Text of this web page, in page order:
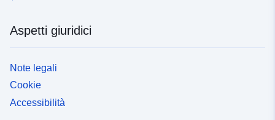
Aspetti giuridici
Note legali
Cookie
Accessibilità